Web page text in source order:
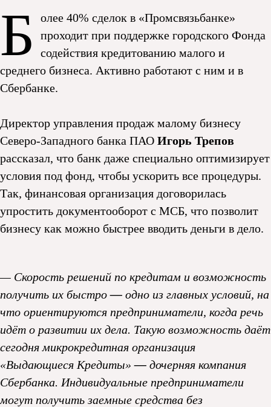
Б
олее 40% сделок в «Промсвязьбанке»
проходит при поддержке городского Фонда
содействия кредитованию малого и
среднего бизнеса. Активно работают с ним и в
Сбербанке.
Директор управления продаж малому бизнесу
Северо-Западного банка ПАО Игорь Трепов
рассказал, что банк даже специально оптимизирует
условия под фонд, чтобы ускорить все процедуры.
Так, финансовая организация договорилась
упростить документооборот с МСБ, что позволит
бизнесу как можно быстрее вводить деньги в дело.
— Скорость решений по кредитам и возможность
получить их быстро— одно из главных условий, на
что ориентируются предприниматели, когда речь
идёт о развитии их дела. Такую возможность даёт
сегодня микрокредитная организация
«Выдающиеся Кредиты»— дочерняя компания
Сбербанка. Индивидуальные предприниматели
могут получить заемные средства без